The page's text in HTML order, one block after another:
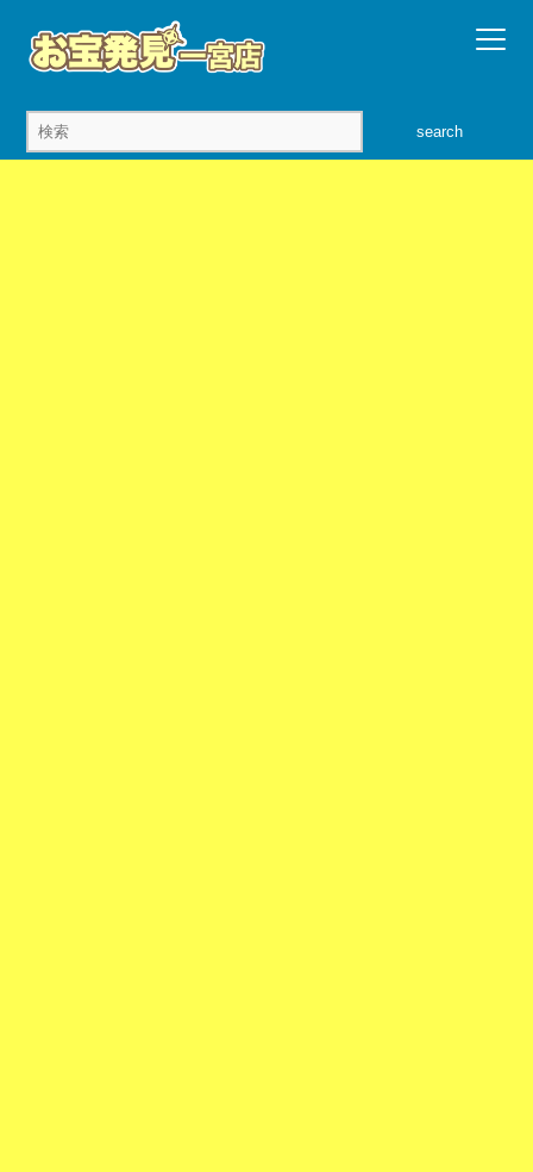
search